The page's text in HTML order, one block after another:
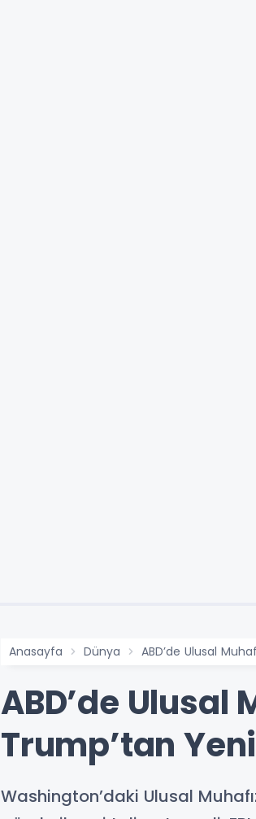
Anasayfa Dünya ABD’de Ulusal
ABD’de Ulusal
Trump’tan
Washington’daki Ulusal